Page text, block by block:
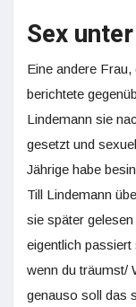
Sex
Eine andere
berichtete
Lindemann sie
gesetzt und
Jährige habe
Till Lindemann
sie später
eigentlich passiert
wenn du träumst/
genauso soll das